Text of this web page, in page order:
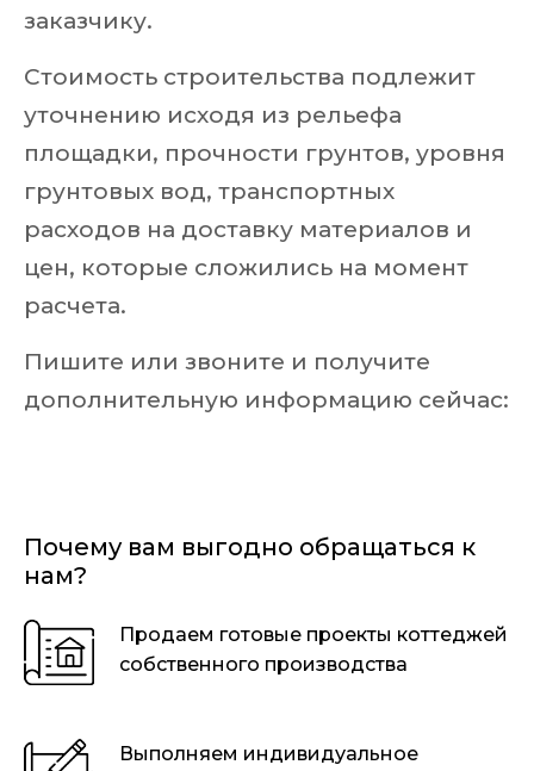
заказчику.
Стоимость строительства подлежит
уточнению исходя из рельефа
площадки, прочности грунтов, уровня
грунтовых вод, транспортных
расходов на доставку материалов и
цен, которые сложились на момент
расчета.
Пишите или звоните и получите
дополнительную информацию сейчас:
Почему вам выгодно обращаться к
нам?
Продаем готовые проекты коттеджей
собственного производства
Выполняем индивидуальное